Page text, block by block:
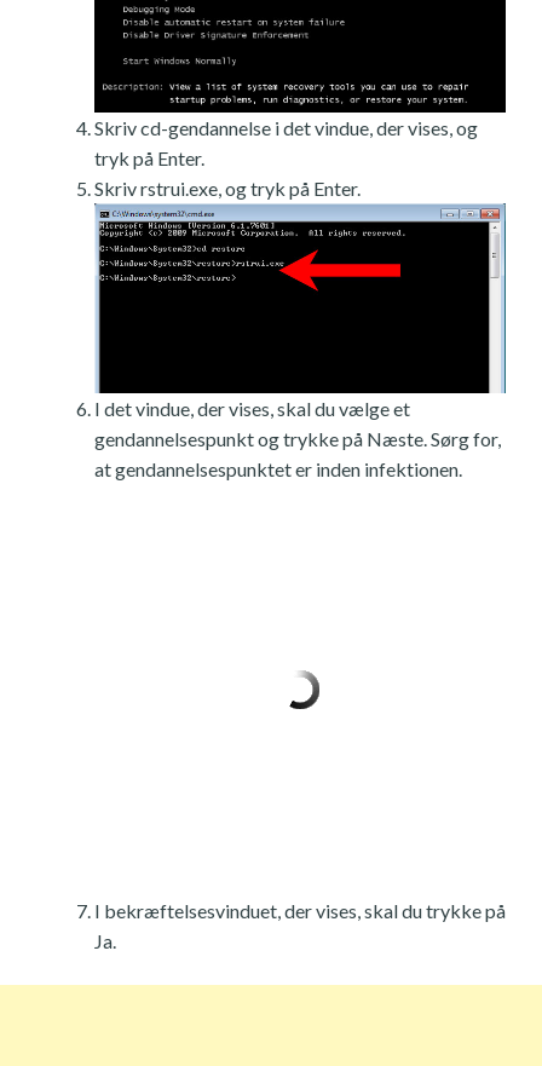
Skriv cd-gendannelse i det vindue, der vises, og
tryk på Enter.
Skriv rstrui.exe, og tryk på Enter.
I det vindue, der vises, skal du vælge et
gendannelsespunkt og trykke på Næste. Sørg for,
at gendannelsespunktet er inden infektionen.
I bekræftelsesvinduet, der vises, skal du trykke på
Ja.